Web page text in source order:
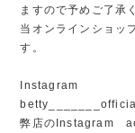
ますので予めご了承
当オンラインショッ
す。
Instagram
弊店のInstagram